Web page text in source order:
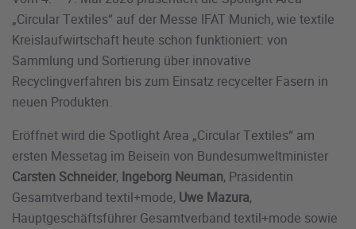
„Circular Textiles“ auf der Messe IFAT Munich, wie textile
Kreislaufwirtschaft heute schon funktioniert: von
Sammlung und Sortierung über innovative
Recyclingverfahren bis zum Einsatz recycelter Fasern in
neuen Produkten.
Eröffnet wird die Spotlight Area „Circular Textiles“ am
ersten Messetag im Beisein von Bundesumweltminister
Carsten Schneider, Ingeborg Neuman, Präsidentin
Gesamtverband textil+mode, Uwe Mazura,
Hauptgeschäftsführer Gesamtverband textil+mode sowie